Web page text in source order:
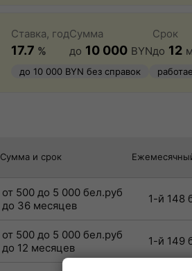
Ставка, год
17.7 %
Сумма
до 10 000 BYN
Срок
до 12
до 10 000 BYN без справок
Сумма и срок
от 500 до 5 000 бел.руб
до 36 месяцев
1-й 148
от 500 до 5 000 бел.руб
до 12 месяцев
1-й 149